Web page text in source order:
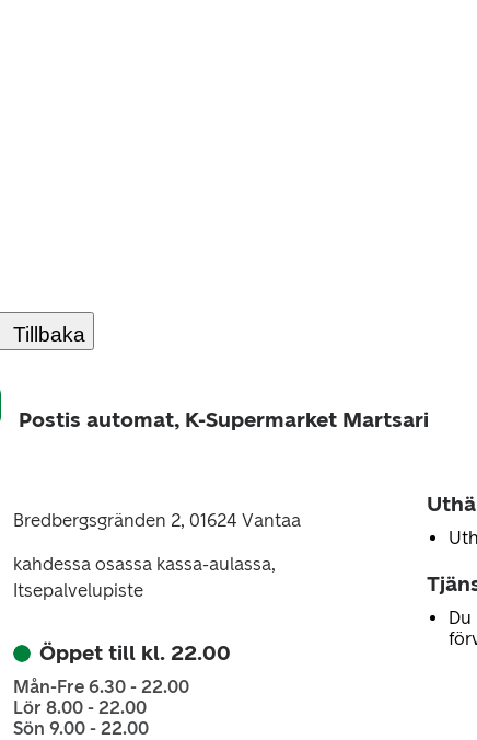
Tillbaka
Postis automat, K-Supermarket Martsari
Bredbergsgränden 2, 01624 Vantaa
kahdessa osassa kassa-aulassa,
Itsepalvelupiste
Öppet till kl. 22.00
Mån-Fre 6.30 - 22.00
Lör 8.00 - 22.00
Sön 9.00 - 22.00
Du